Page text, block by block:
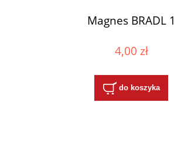
Magnes BRADL 1
4,00 zł
do koszyka